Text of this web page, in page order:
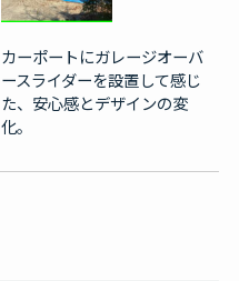
カーポートにガレージオーバ
ースライダーを設置して感じ
た、安心感とデザインの変
化。